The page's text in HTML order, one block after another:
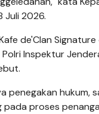
Juli 2026.
de'Clan
Inspektur
penegakan hukum,
proses